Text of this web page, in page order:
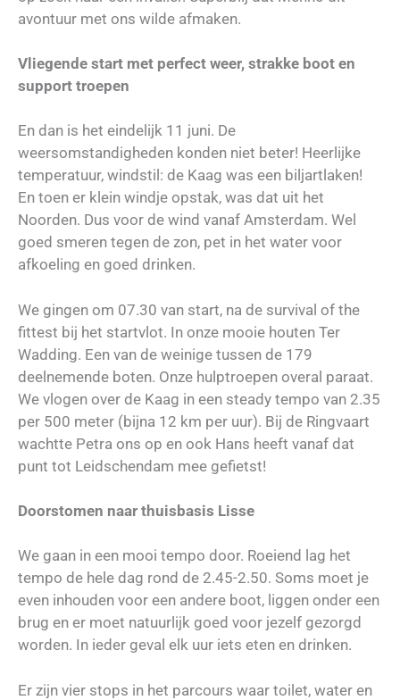
avontuur met ons wilde afmaken.
Vliegende start met perfect weer, strakke boot en
support troepen
En dan is het eindelijk 11 juni. De
weersomstandigheden konden niet beter! Heerlijke
temperatuur, windstil: de Kaag was een biljartlaken!
En toen er klein windje opstak, was dat uit het
Noorden. Dus voor de wind vanaf Amsterdam. Wel
goed smeren tegen de zon, pet in het water voor
afkoeling en goed drinken.
We gingen om 07.30 van start, na de survival of the
fittest bij het startvlot. In onze mooie houten Ter
Wadding. Een van de weinige tussen de 179
deelnemende boten. Onze hulptroepen overal paraat.
We vlogen over de Kaag in een steady tempo van 2.35
per 500 meter (bijna 12 km per uur). Bij de Ringvaart
wachtte Petra ons op en ook Hans heeft vanaf dat
punt tot Leidschendam mee gefietst!
Doorstomen naar thuisbasis Lisse
We gaan in een mooi tempo door. Roeiend lag het
tempo de hele dag rond de 2.45-2.50. Soms moet je
even inhouden voor een andere boot, liggen onder een
brug en er moet natuurlijk goed voor jezelf gezorgd
worden. In ieder geval elk uur iets eten en drinken.
Er zijn vier stops in het parcours waar toilet, water en